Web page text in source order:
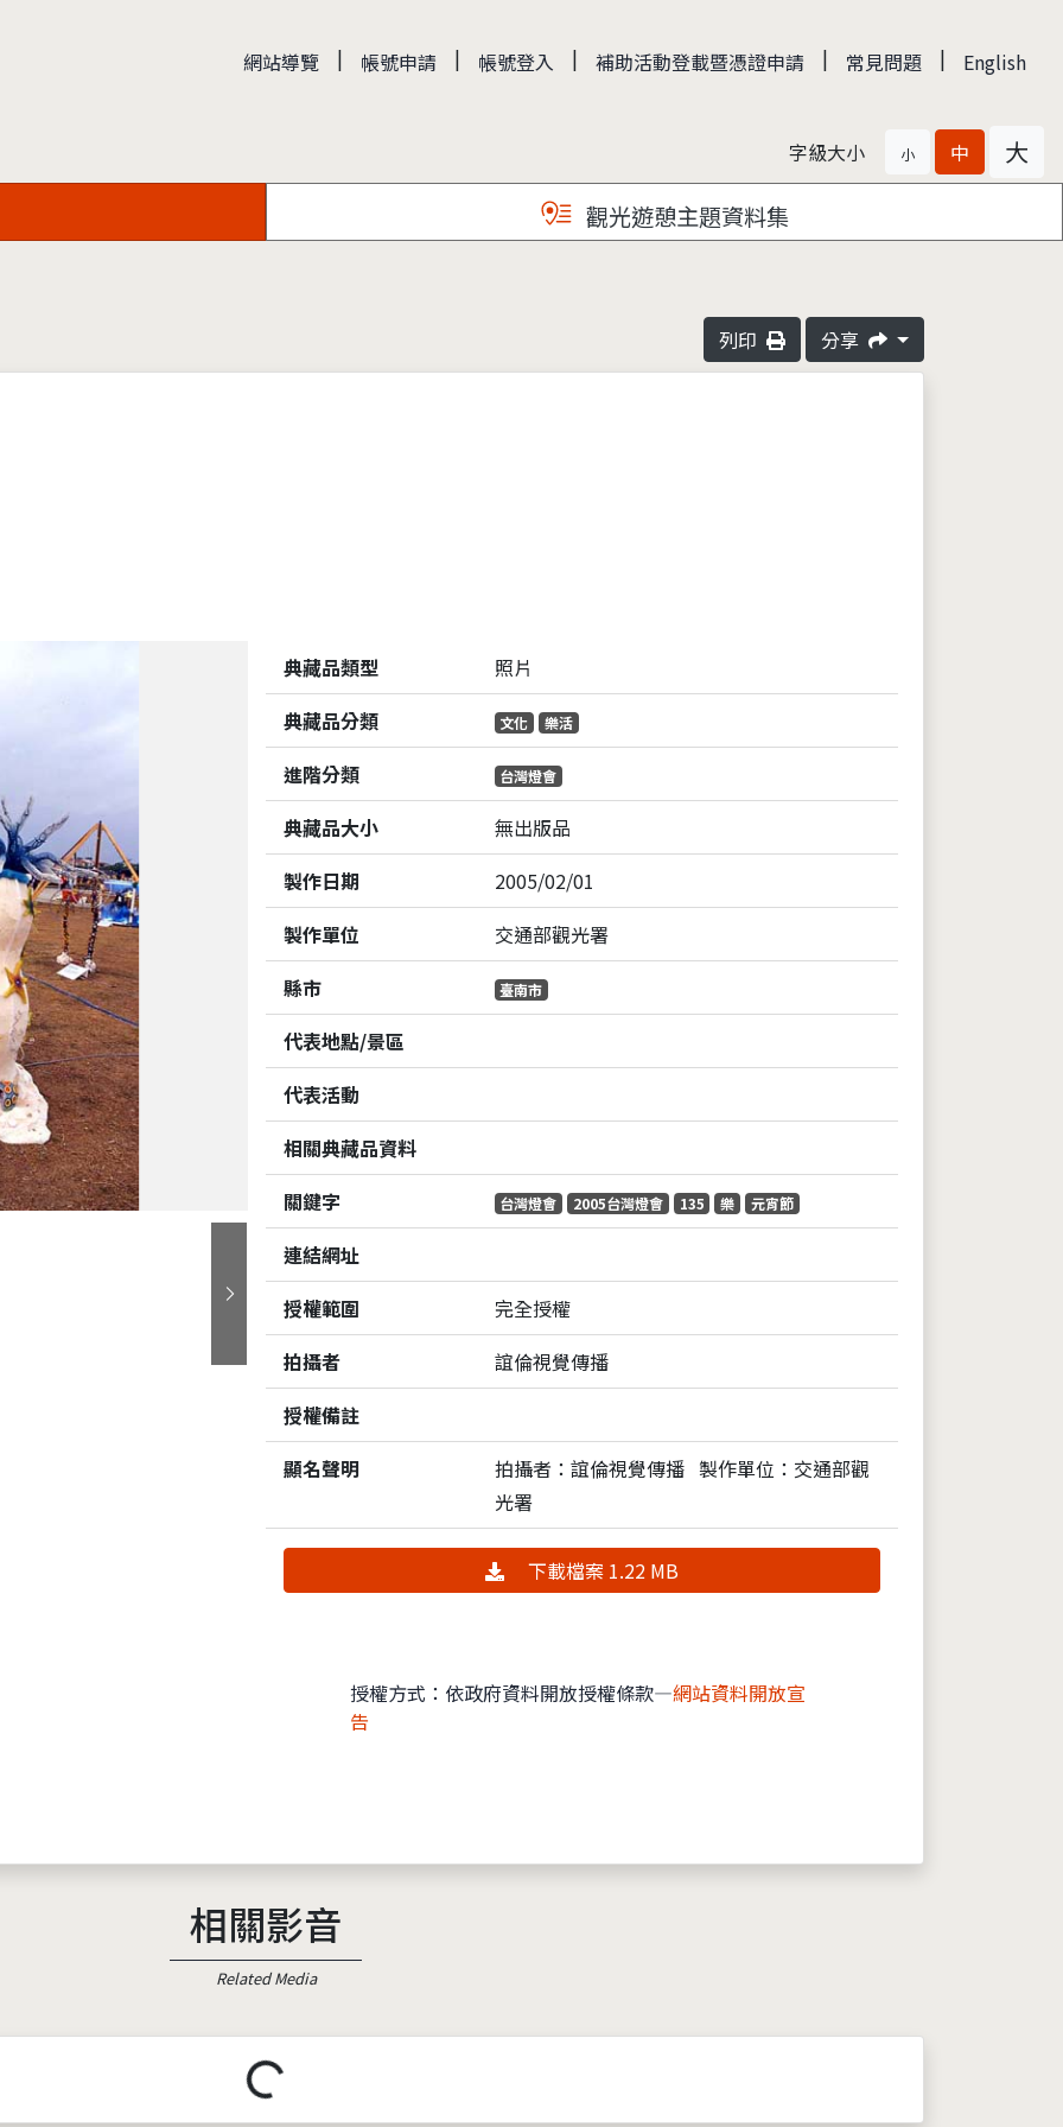
網站導覽 | 帳號申請 | 帳號登入 | 補助活動登載暨憑證申請 | 常見問題 | English
字級大小 小 中 大
觀光遊憩主題資料集
列印 分享
下一張
典藏品類型
照片
典藏品分類
文化 樂活
進階分類 台灣燈會
典藏品大小
無出版品
製作日期
2005/02/01
製作單位
交通部觀光署
縣市
臺南市
代表地點/景區
代表活動
相關典藏品資料
關鍵字
台灣燈會 2005台灣燈會 135 樂 元宵節
連結網址
授權範圍
完全授權
拍攝者
誼倫視覺傳播
授權備註
顯名聲明
拍攝者：誼倫視覺傳播 製作單位：交通部觀
光署
下載檔案 1.22 MB
授權方式：依政府資料開放授權條款—網站資料開放宣
告
相關影音
Related Media
載入中...